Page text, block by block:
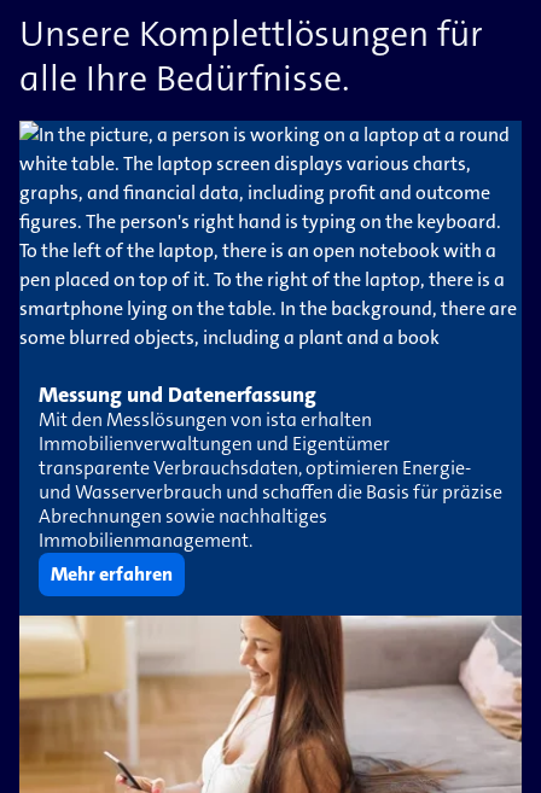
Unsere Komplettlösungen für
alle Ihre Bedürfnisse.
Messung und Datenerfassung
Mit den Messlösungen von ista erhalten
Immobilienverwaltungen und Eigentümer
transparente Verbrauchsdaten, optimieren Energie-
und Wasserverbrauch und schaffen die Basis für präzise
Abrechnungen sowie nachhaltiges
Immobilienmanagement.
Mehr erfahren